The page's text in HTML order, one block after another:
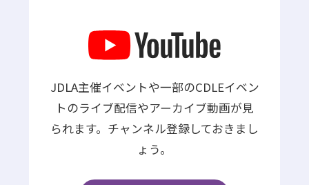
JDLA主催イベントや一部のCDLEイベン
トのライブ配信やアーカイブ動画が見
られます。チャンネル登録しておきまし
ょう。